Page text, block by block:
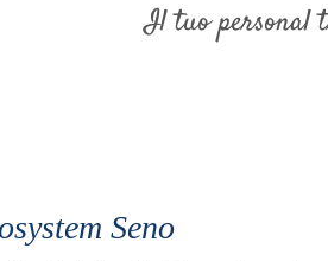
Il tuo personal
Seno